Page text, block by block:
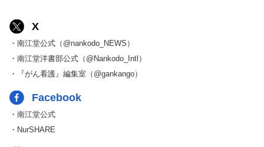
X
・南江堂公式（@nankodo_NEWS）
・南江堂洋書部公式（@Nankodo_Intl）
・『がん看護』編集室（@gankango）
Facebook
・南江堂公式
・NurSHARE